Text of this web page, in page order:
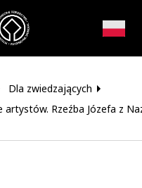
Zamknij okno
Dla zwiedzających
Rzeźba Józefa z